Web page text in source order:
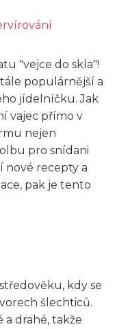
"vejce do skla"!
populárnější a
jídelníčku. Jak
vajec přímo v
nejen
pro snídani
nové recepty a
pak je tento
kdy se
šlechticů.
a drahé, takže